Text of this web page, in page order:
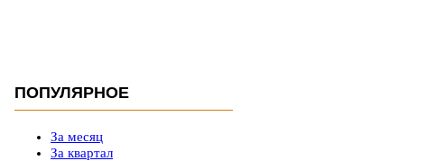
ПОПУЛЯРНОЕ
За месяц
За квартал